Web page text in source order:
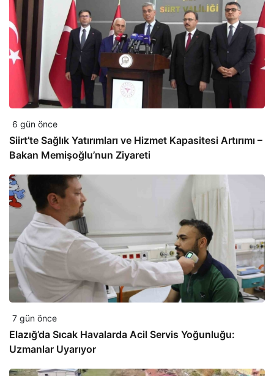
6 gün önce
Siirt’te Sağlık Yatırımları ve Hizmet Kapasitesi Artırımı –
Bakan Memişoğlu’nun Ziyareti
7 gün önce
Elazığ’da Sıcak Havalarda Acil Servis Yoğunluğu:
Uzmanlar Uyarıyor